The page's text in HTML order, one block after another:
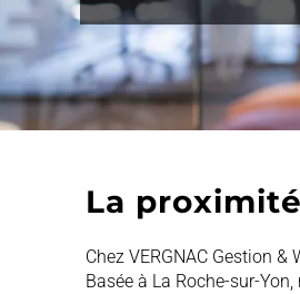
La
Chez VERGNAC Gestion
Basée à La Roche-sur-